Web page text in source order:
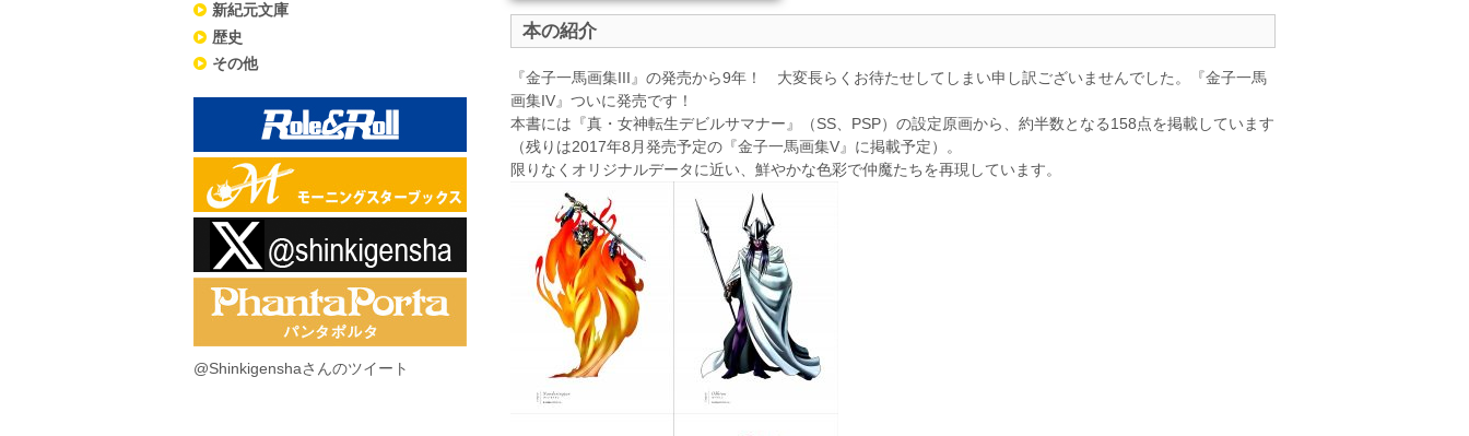
本の紹介
『金子一馬画集III』の発売から9年！ 大変長らくお待たせしてしまい申し訳ございませんでした。『金子一馬
画集IV』ついに発売です！
本書には『真・女神転生デビルサマナー』（SS、PSP）の設定原画から、約半数となる158点を掲載しています
（残りは2017年8月発売予定の『金子一馬画集V』に掲載予定）。
限りなくオリジナルデータに近い、鮮やかな色彩で仲魔たちを再現しています。
新紀元文庫
歴史
その他
@Shinkigenshaさんのツイート